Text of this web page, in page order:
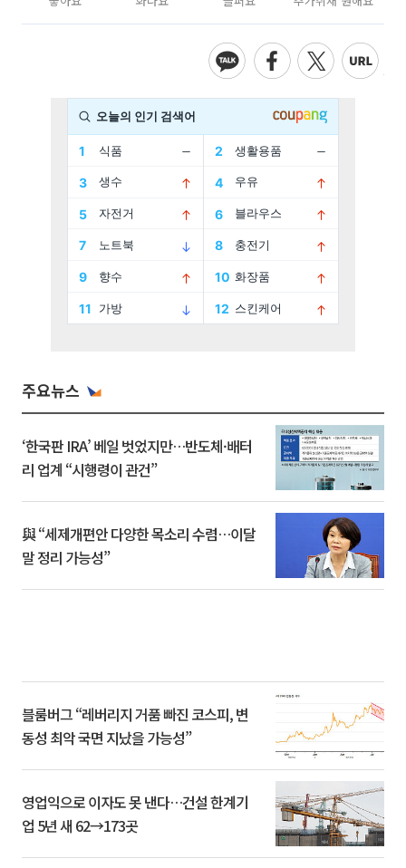
주요뉴스
‘한국판 IRA’ 베일 벗었지만…반도체·배터
리 업계 “시행령이 관건”
與 “세제개편안 다양한 목소리 수렴…이달
말 정리 가능성”
블룸버그 “레버리지 거품 빠진 코스피, 변
동성 최악 국면 지났을 가능성”
영업익으로 이자도 못 낸다…건설 한계기
업 5년 새 62→173곳